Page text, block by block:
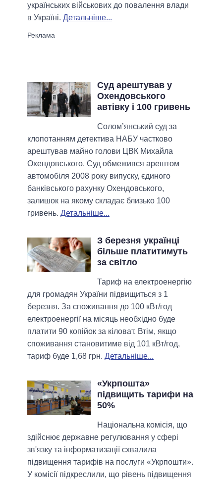
українських військових до повалення влади
в Україні. Детальніше...
Суд арештував у
Охендовського
автівку і 100 гривень
Солом’янський суд за
клопотанням детектива НАБУ частково
арештував майно голови ЦВК Михайла
Охендовського. Суд обмежився арештом
автомобіля 2008 року випуску, єдиного
банківського рахунку Охендовського,
залишок на якому складає близько 100
гривень. Детальніше...
З березня українці
більше платитимуть
за світло
Тариф на електроенергію
для громадян України підвищиться з 1
березня. За споживання до 100 кВт/год
електроенергії на місяць необхідно буде
платити 90 копійок за кіловат. Втім, якщо
споживання становитиме від 101 кВт/год,
тариф буде 1,68 грн. Детальніше...
«Укрпошта»
підвищить тарифи на
50%
Національна комісія, що
здійснює державне регулювання у сфері
зв'язку та інформатизації схвалила
підвищення тарифів на послуги «Укрпошти».
У комісії підкреслили, що рівень підвищення